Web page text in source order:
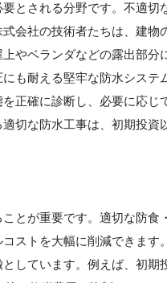
とされる分野です。不適切
会社の技術者たちは、建物
やベランダなどの露出部分
も耐える堅牢な防水システ
正確に診断し、必要に応じ
切な防水工事は、初期投資
とが重要です。適切な防食・
ストを大幅に削減できます。
しています。例えば、初期